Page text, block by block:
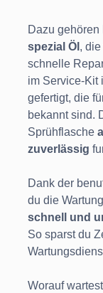
Dazu gehören
spezial Öl ,
schnelle
im Service-Kit
gefertigt, die
bekannt sind.
Sprühflasche
zuverlässig
Dank der
du die
schnell und
So sparst du
Worauf